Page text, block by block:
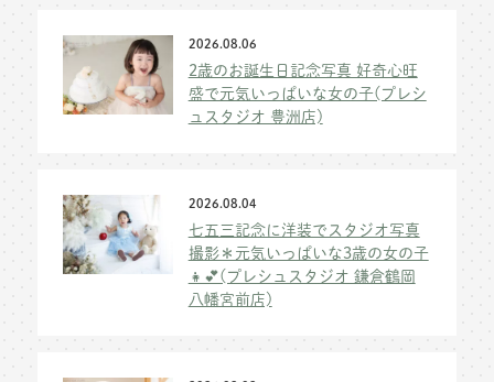
2026.08.06
2歳のお誕生日記念写真 好奇心旺
盛で元気いっぱいな女の子(プレシ
ュスタジオ 豊洲店)
2026.08.04
七五三記念に洋装でスタジオ写真
撮影＊元気いっぱいな3歳の女の子
👧💕(プレシュスタジオ 鎌倉鶴岡
八幡宮前店)